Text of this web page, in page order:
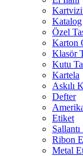
Katalog
Özel
Karton
Klasör
Kutu
Kartela
Askılı
Defter
Etiket
Ribon
Metal